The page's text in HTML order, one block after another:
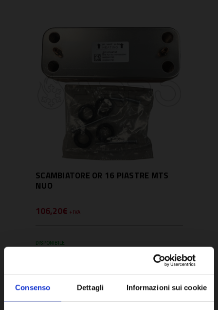
Consenso Dettagli Informazioni sui cookie
SCAMBIATORE OR 16 PIASTRE MTS
NUO
106,20€ + IVA
DISPONIBILE